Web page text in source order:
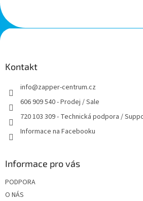
Z
á
Kontakt
info@zapper-centrum.cz
606 909 540 - Prodej / Sale
720 103 309 - Technická podpora /
Informace na Facebooku
Informace pro vás
PODPORA
O NÁS